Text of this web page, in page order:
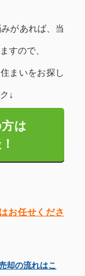
があれば、当
すので、
住まいをお探し
↓
は
お任せくださ
却の流れはこ